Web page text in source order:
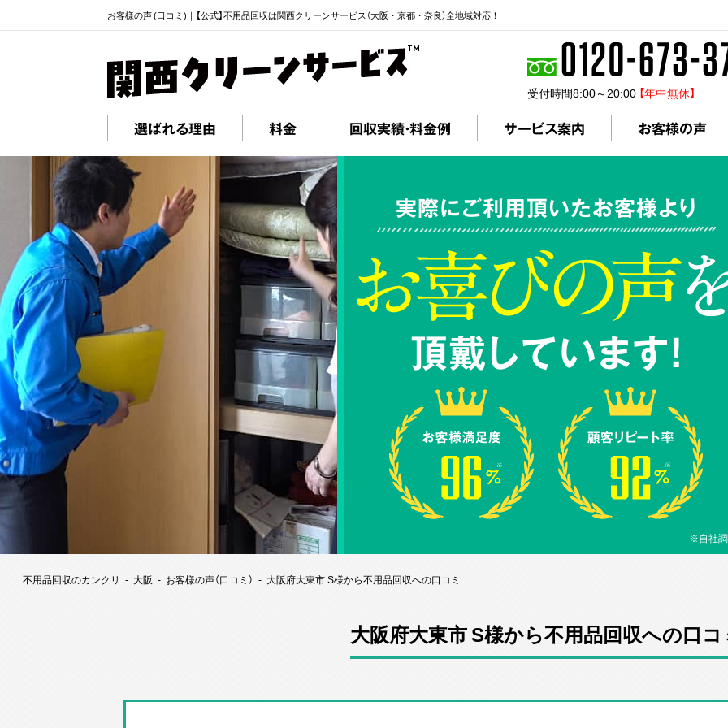
お客様の声 (口コミ)｜【公式】不用品回収は関西クリーンサービス（大阪・京都・奈良）全地域対応！
受付時間8:00～20:00 【年中無休】
選ばれる理由 料金 回収実績・料金例 サービス案内 お客様の声
実際にご利用頂いたお客様より
頂戴しています!
※自社
不用品回収のカンクリ 大阪 お客様の声（口コミ） 大阪府大東市 S様から不用品回収への口コミ
大阪府大東市 S様から不用品回収への口